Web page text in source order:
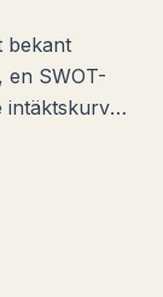
bekant
en SWOT-
intäktskurva,